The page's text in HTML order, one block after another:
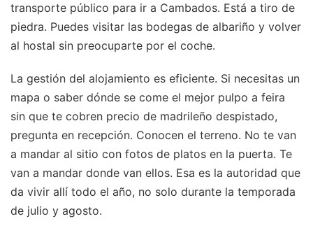
transporte público para ir a Cambados. Está a tiro de
piedra. Puedes visitar las bodegas de albariño y volver
al hostal sin preocuparte por el coche.
La gestión del alojamiento es eficiente. Si necesitas un
mapa o saber dónde se come el mejor pulpo a feira
sin que te cobren precio de madrileño despistado,
pregunta en recepción. Conocen el terreno. No te van
a mandar al sitio con fotos de platos en la puerta. Te
van a mandar donde van ellos. Esa es la autoridad que
da vivir allí todo el año, no solo durante la temporada
de julio y agosto.